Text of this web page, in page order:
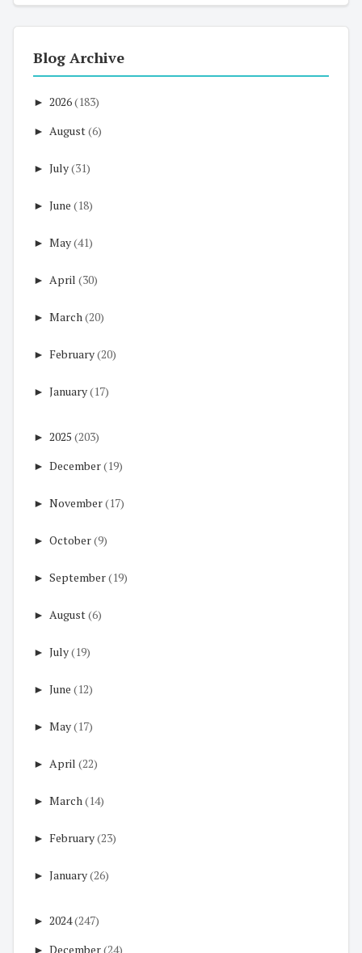
Blog Archive
► 2026(183)
► August(6)
► July(31)
► June (18)
► May(41)
► April (30)
► March (20)
► February(20)
► January(17)
► 2025 (203)
► December(19)
► November(17)
► October(9)
► September(19)
► August(6)
► July(19)
► June (12)
► May(17)
► April (22)
► March (14)
► February(23)
► January(26)
► 2024(247)
► December(24)